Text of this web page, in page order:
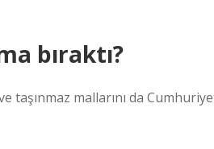
bıraktı?
taşınmaz mallarını da